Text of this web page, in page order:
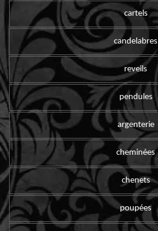
cartels
candelabres
reveils
pendules
argenterie
cheminées
chenets
poupées